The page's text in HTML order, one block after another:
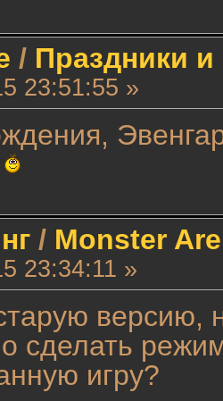
/ Праздники
23:51:55 »
/ Monster
23:34:11 »
версию,
сделать
игру?